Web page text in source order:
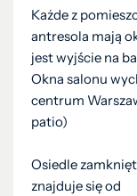
Każde z
antresola mają
jest wyjście na
Okna salonu
centrum
patio)
Osiedle
znajduje się od